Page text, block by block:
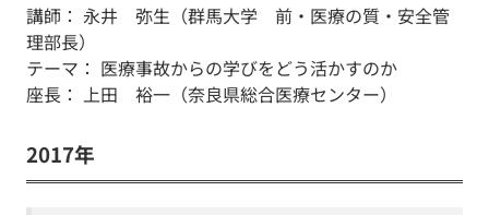
講師： 永井 弥生（群馬大学 前・医療の質・安全管
理部長）
テーマ： 医療事故からの学びをどう活かすのか
座長： 上田 裕一（奈良県総合医療センター）
2017年